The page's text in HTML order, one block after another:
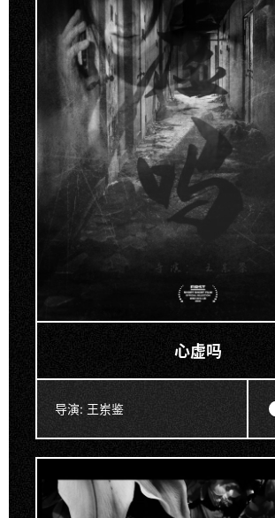
心虚吗
导演: 王岽鉴